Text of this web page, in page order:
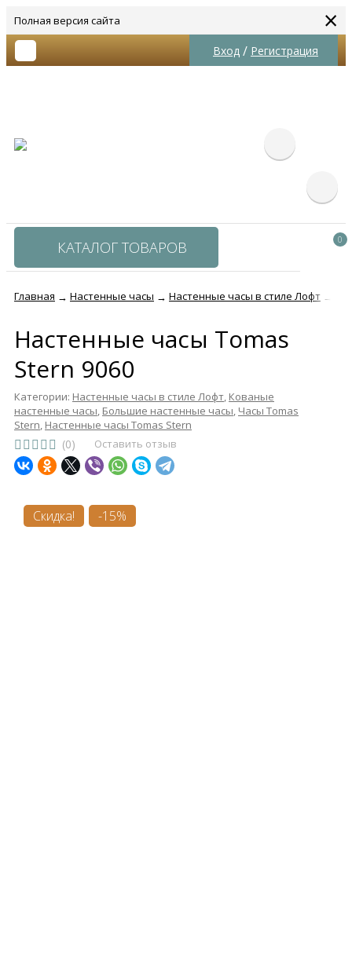
Полная версия сайта ×
Вход / Регистрация
КАТАЛОГ ТОВАРОВ 0
Главная → Настенные часы → Настенные часы в стиле Лофт →
Настенные часы Tomas
Stern 9060
Категории: Настенные часы в стиле Лофт, Кованые
настенные часы, Большие настенные часы, Часы Tomas
Stern, Настенные часы Tomas Stern
(0) Оставить отзыв
Скидка! -15%